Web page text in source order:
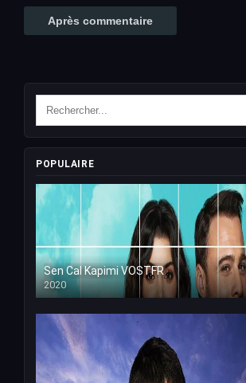
POPULAIRE
Sen Cal Kapimi VOSTFR
2020